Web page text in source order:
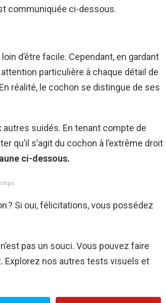
communiquée ci-dessous.
d’être facile. Cependant, en gardant
particulière à chaque détail de
réalité, le cochon se distingue de ses
autres suidés. En tenant compte de
qu’il s’agit du cochon à l’extrême droit
ci-dessous.
? Si oui, félicitations, vous possédez
pas un souci. Vous pouvez faire
Explorez nos autres tests visuels et